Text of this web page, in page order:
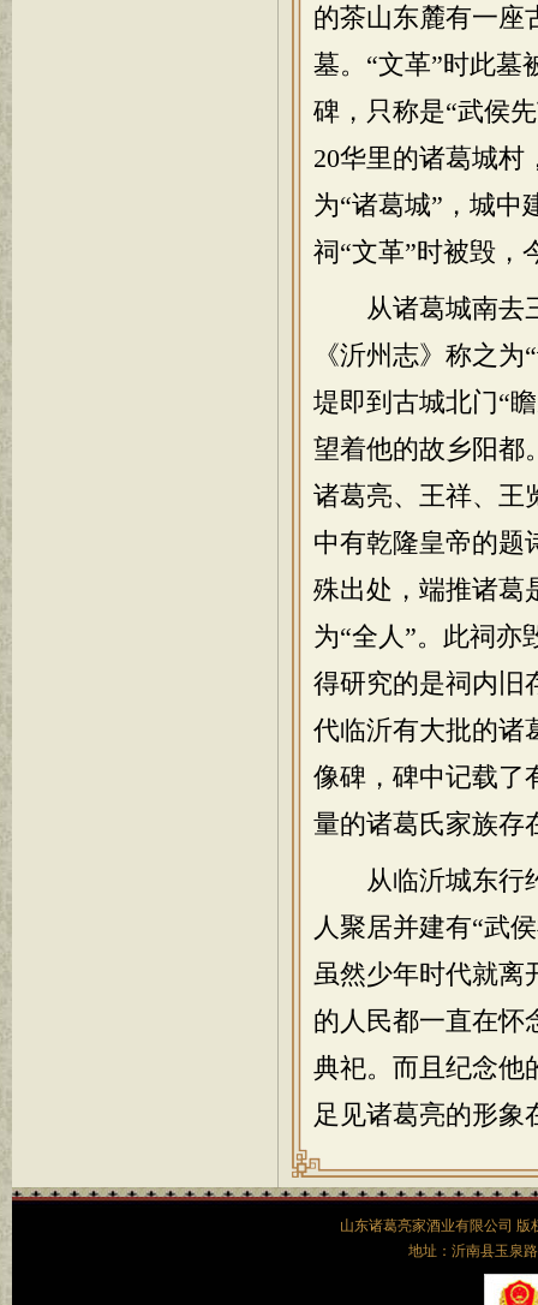
的茶山东麓有一座
墓。“文革”时此墓
碑，只称是“武侯
20华里的诸葛城村
为“诸葛城”，城中
祠“文革”时被毁，
从诸葛城南去三
《沂州志》称之
堤即到古城北门“
望着他的故乡阳都
诸葛亮、王祥、王
中有乾隆皇帝的题
殊出处，端推诸葛
为“全人”。此祠亦
得研究的是祠内旧
代临沂有大批的诸
像碑，碑中记载了
量的诸葛氏家族存
从临沂城东行约
人聚居并建有“武
虽然少年时代就离
的人民都一直在怀
典祀。而且纪念他
足见诸葛亮的形象
山东诸葛亮家酒业有限公司
地址：沂南县玉泉